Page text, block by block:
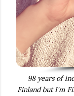
98 years of
Finland but I'm